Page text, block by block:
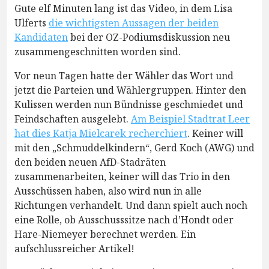
Gute elf Minuten lang ist das Video, in dem Lisa
Ulferts die wichtigsten Aussagen der beiden
Kandidatenbei der OZ-Podiumsdiskussion neu
zusammengeschnitten worden sind.
Vor neun Tagen hatte der Wähler das Wort und
jetzt die Parteien und Wählergruppen. Hinter den
Kulissen werden nun Bündnisse geschmiedet und
Feindschaften ausgelebt. Am Beispiel Stadtrat Leer
hat dies Katja Mielcarek recherchiert. Keiner will
mit den „Schmuddelkindern“, Gerd Koch (AWG) und
den beiden neuen AfD-Stadräten
zusammenarbeiten, keiner will das Trio in den
Ausschüssen haben, also wird nun in alle
Richtungen verhandelt. Und dann spielt auch noch
eine Rolle, ob Ausschusssitze nach d’Hondt oder
Hare-Niemeyer berechnet werden. Ein
aufschlussreicher Artikel!